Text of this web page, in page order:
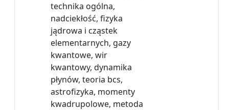
technika ogólna,
nadciekłość, fizyka
jądrowa i cząstek
elementarnych, gazy
kwantowe, wir
kwantowy, dynamika
płynów, teoria bcs,
astrofizyka, momenty
kwadrupolowe, metoda